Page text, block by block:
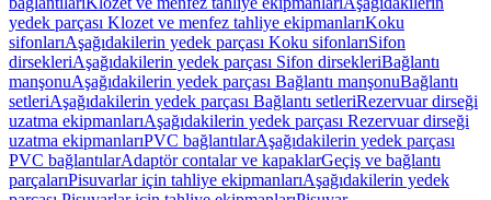
yedek parçası Klozet ve menfez tahliye ekipmanlarıKoku
sifonlarıAşağıdakilerin yedek parçası Koku sifonlarıSifon
dirsekleriAşağıdakilerin yedek parçası Sifon dirsekleriBağlantı
manşonuAşağıdakilerin yedek parçası Bağlantı manşonuBağlantı
setleriAşağıdakilerin yedek parçası Bağlantı setleriRezervuar dirseği
uzatma ekipmanlarıAşağıdakilerin yedek parçası Rezervuar dirseği
uzatma ekipmanlarıPVC bağlantılarAşağıdakilerin yedek parçası
PVC bağlantılarAdaptör contalar ve kapaklarGeçiş ve bağlantı
parçalarıPisuvarlar için tahliye ekipmanlarıAşağıdakilerin yedek